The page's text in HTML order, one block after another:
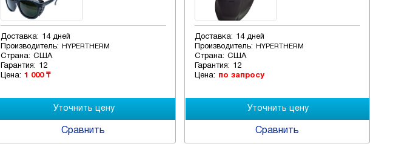
Доставка: 14 дней
Производитель:
HYPERTHERM
Страна: США
Гарантия: 12
Цена: 1 000 ₸
Сравнить
Доставка: 14 дней
Производитель:
HYPERTHERM
Страна: США
Гарантия: 12
Цена: по запросу
Сравнить